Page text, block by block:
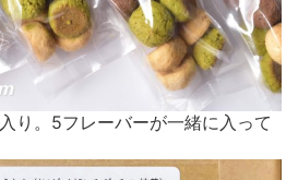
り。5フレーバーが一緒に入って